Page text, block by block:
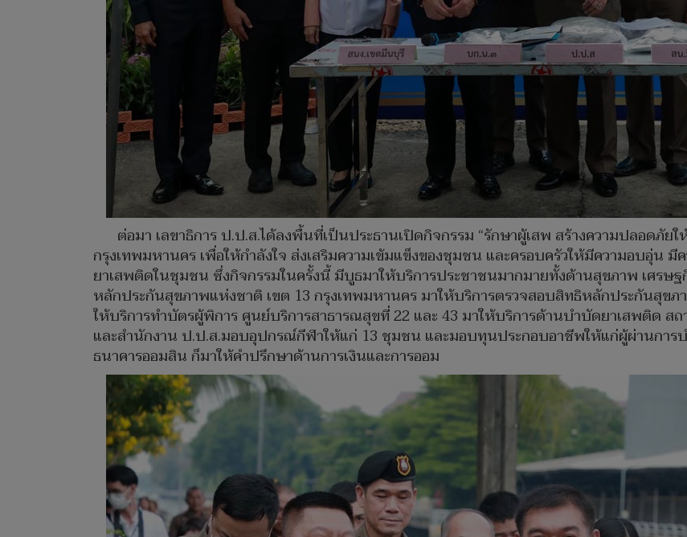
ต่อมา เลขาธิการ ป.ป.ส.ได้ลงพื้นที่เป็นประธานเปิดกิจกรรม “รักษาผู้เสพ สร้างความปลอด
กรุงเทพมหานคร เพื่อให้กำลังใจ ส่งเสริมความเข้มแข็งของชุมชน และครอบครัวให้มีความอบอุ่น
ยาเสพติดในชุมชน ซึ่งกิจกรรมในครั้งนี้ มีบูธมาให้บริการประชาชนมากมายทั้งด้านสุขภาพ เศรษ
หลักประกันสุขภาพแห่งชาติ เขต 13 กรุงเทพมหานคร มาให้บริการตรวจสอบสิทธิหลักประกันสุ
ให้บริการทำบัตรผู้พิการ ศูนย์บริการสาธารณสุขที่ 22 และ 43 มาให้บริการด้านบำบัดยาเสพติด
และสำนักงาน ป.ป.ส.มอบอุปกรณ์กีฬาให้แก่ 13 ชุมชน และมอบทุนประกอบอาชีพให้แก่ผู้ผ่านกา
ธนาคารออมสิน ก็มาให้คำปรึกษาด้านการเงินและการออม